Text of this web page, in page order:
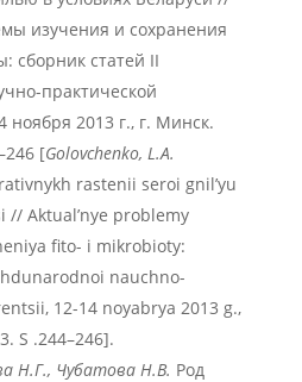
изучения и сохранения
сборник статей II
практической
ноября 2013 г., г. Минск.
[Golovchenko, L.A.
rastenii seroi gnil’yu
// Aktual’nye problemy
fito- i mikrobioty:
nauchno-
12-14 noyabrya 2013 g.,
S .244–246].
Н.Г., Чубатова Н.В. Род